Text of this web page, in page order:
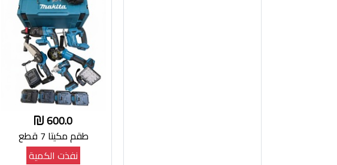
600.0
طقم مكيتا 7 قطع
نفذت الكمية